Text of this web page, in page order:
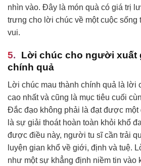
nhìn vào. Đây là món quà có giá trị
trưng cho lời chúc về một cuộc sống
vui.
Lời chúc cho người xuất
chính quả
Lời chúc mau thành chính quả là lời
cao nhất và cũng là mục tiêu cuối
Đắc đạo không phải là đạt được một
là sự giải thoát hoàn toàn khỏi khổ
được điều này, người tu sĩ cần trải
luyện gian khổ về giới, định và tuệ.
như một sự khẳng định niềm tin vào